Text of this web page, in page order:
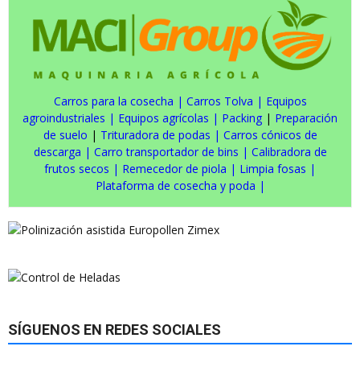
Carros para la cosecha | Carros Tolva | Equipos
agroindustriales | Equipos agrícolas | Packing | Preparación
de suelo | Trituradora de podas | Carros cónicos de
descarga | Carro transportador de bins | Calibradora de
frutos secos | Remecedor de piola | Limpia fosas |
Plataforma de cosecha y poda |
SÍGUENOS EN REDES SOCIALES